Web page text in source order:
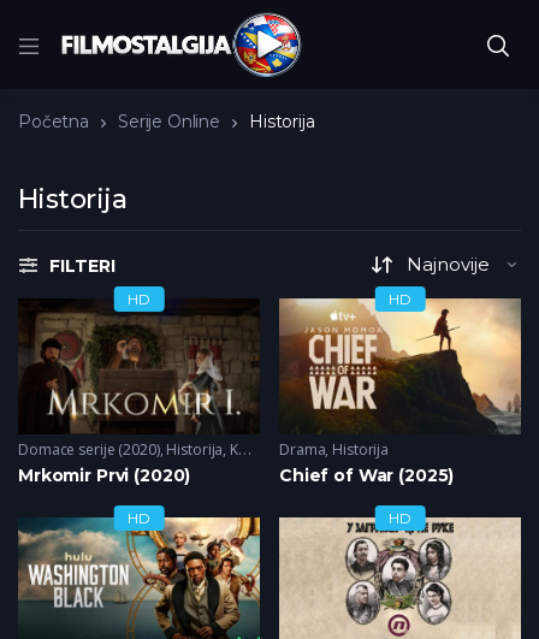
Početna Serije Online Historija
Historija
FILTERI
HD
Domace serije (2020), Historija, Komedija
Mrkomir Prvi (2020)
HD
Drama, Historija
Chief of War (2025)
HD HD